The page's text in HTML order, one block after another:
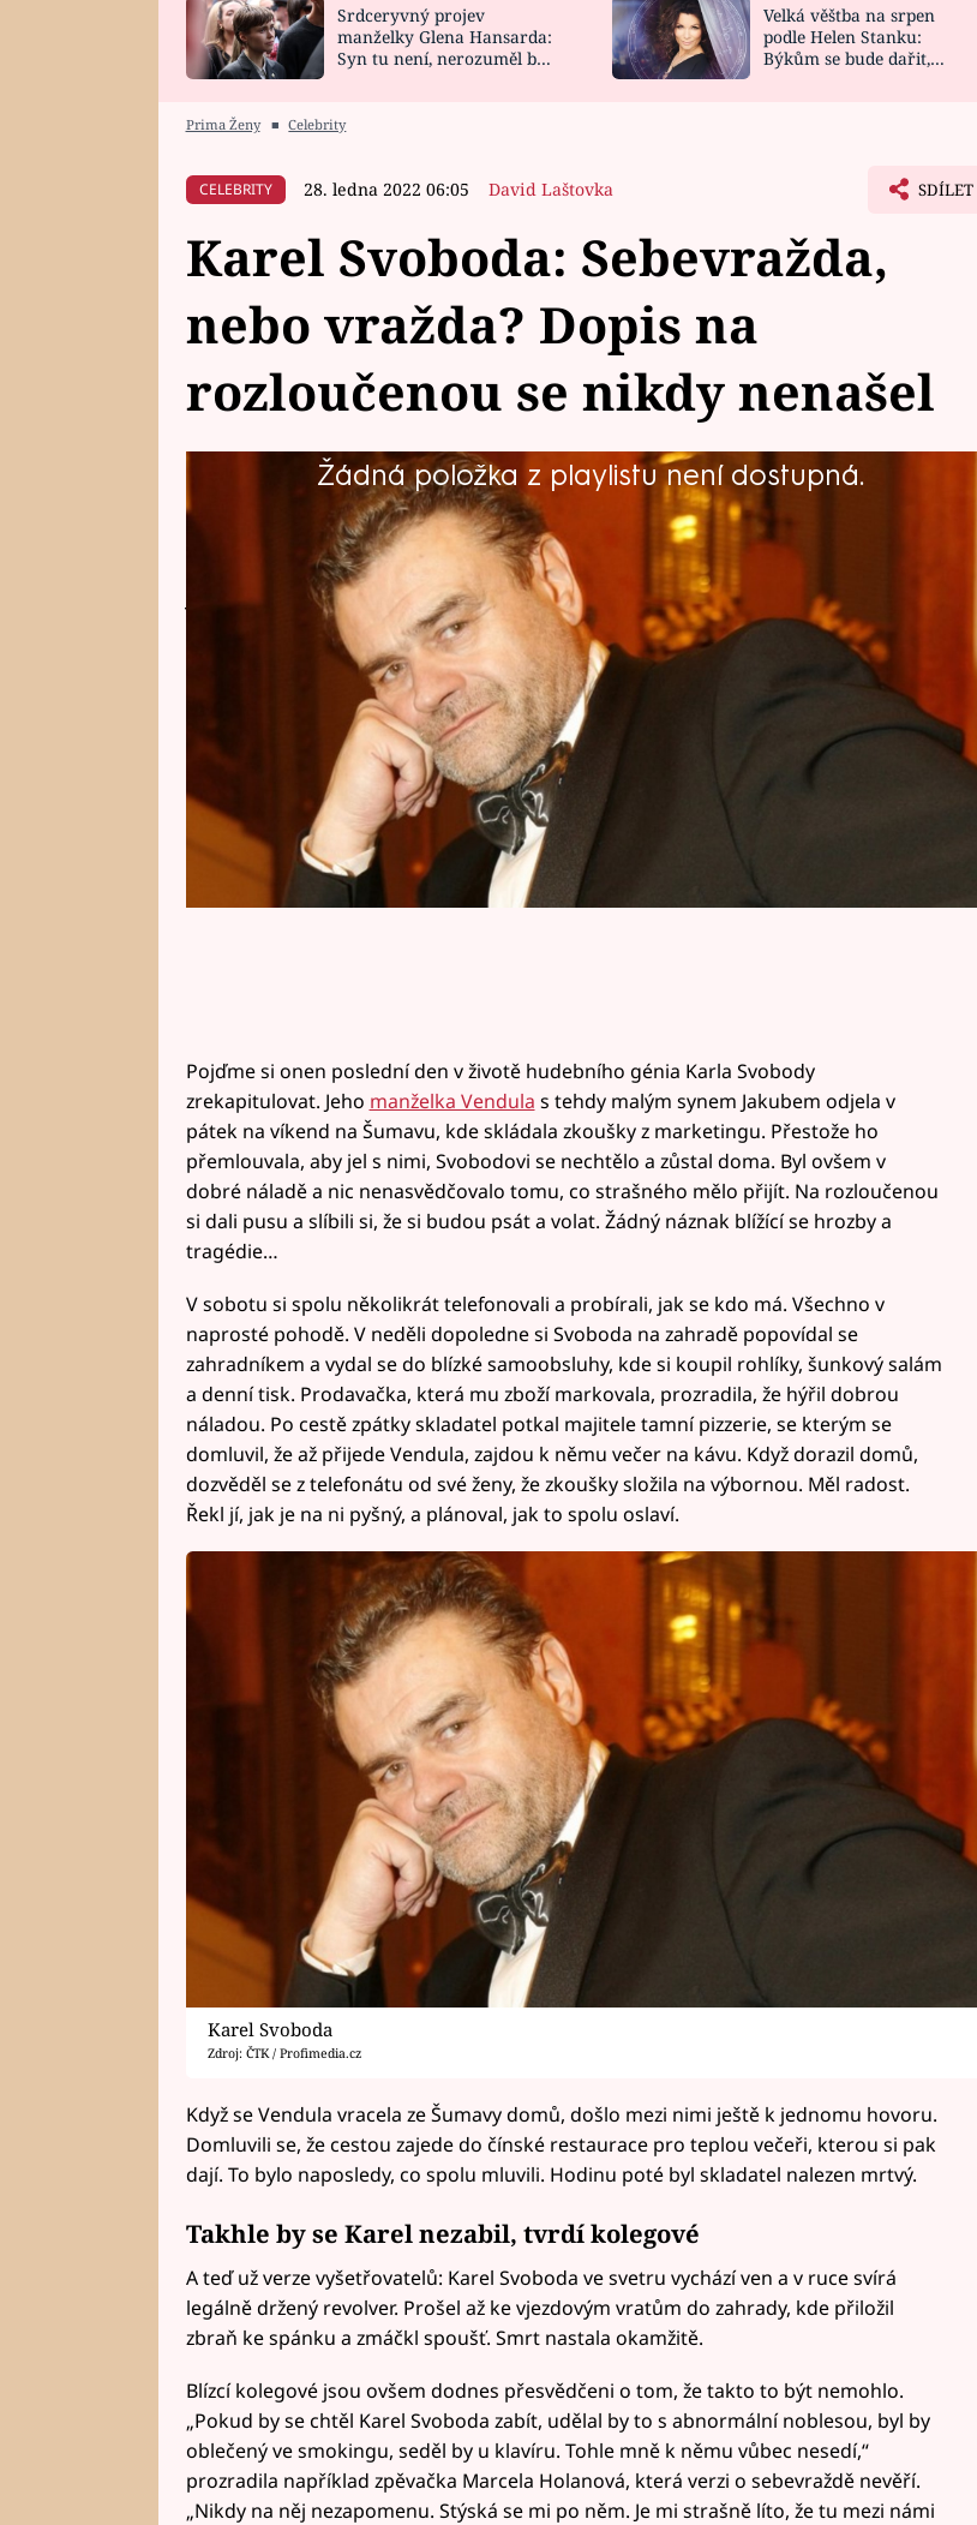
HOROSKOP NA
CELEBRITY
VAŘENÍ
NOVINKY
VIDEORECEPTY
Srdceryvný projev
manželky Glena Hansarda:
Syn tu není, nerozuměl by
Velká věštba na srpen
podle Helen Stanku:
Býkům se bude dařit,
Prima Ženy ■ Celebrity
CELEBRITY 28. ledna 2022 06:05 David Laštovka SDÍLET
Karel Svoboda: Sebevražda,
nebo vražda? Dopis na
rozloučenou se nikdy nenašel
Žádná položka z playlistu není dostupná.
Přestože kriminalisté uzavřeli smrt hudebního skladatele Karla
Svobody jako sebevraždu, jeho blízcí kolegové, kteří ho dobře znali,
dodnes této verzi nevěří a jsou přesvědčeni o tom, že všechno bylo
jinak. Jejich domněnce nahrává fakt, že dopis na rozloučenou se nikdy
nenašel.
Pojďme si onen poslední den v životě hudebního génia Karla Svobody
zrekapitulovat. Jeho manželka Vendula s tehdy malým synem Jakubem odjela v
pátek na víkend na Šumavu, kde skládala zkoušky z marketingu. Přestože ho
přemlouvala, aby jel s nimi, Svobodovi se nechtělo a zůstal doma. Byl ovšem v
dobré náladě a nic nenasvědčovalo tomu, co strašného mělo přijít. Na rozloučenou
si dali pusu a slíbili si, že si budou psát a volat. Žádný náznak blížící se hrozby a
tragédie…
V sobotu si spolu několikrát telefonovali a probírali, jak se kdo má. Všechno v
naprosté pohodě. V neděli dopoledne si Svoboda na zahradě popovídal se
zahradníkem a vydal se do blízké samoobsluhy, kde si koupil rohlíky, šunkový salám
a denní tisk. Prodavačka, která mu zboží markovala, prozradila, že hýřil dobrou
náladou. Po cestě zpátky skladatel potkal majitele tamní pizzerie, se kterým se
domluvil, že až přijede Vendula, zajdou k němu večer na kávu. Když dorazil domů,
dozvěděl se z telefonátu od své ženy, že zkoušky složila na výbornou. Měl radost.
Řekl jí, jak je na ni pyšný, a plánoval, jak to spolu oslaví.
Karel Svoboda
Zdroj: ČTK / Profimedia.cz
Když se Vendula vracela ze Šumavy domů, došlo mezi nimi ještě k jednomu hovoru.
Domluvili se, že cestou zajede do čínské restaurace pro teplou večeři, kterou si pak
dají. To bylo naposledy, co spolu mluvili. Hodinu poté byl skladatel nalezen mrtvý.
Takhle by se Karel nezabil, tvrdí kolegové
A teď už verze vyšetřovatelů: Karel Svoboda ve svetru vychází ven a v ruce svírá
legálně držený revolver. Prošel až ke vjezdovým vratům do zahrady, kde přiložil
zbraň ke spánku a zmáčkl spoušť. Smrt nastala okamžitě.
Blízcí kolegové jsou ovšem dodnes přesvědčeni o tom, že takto to být nemohlo.
„Pokud by se chtěl Karel Svoboda zabít, udělal by to s abnormální noblesou, byl by
oblečený ve smokingu, seděl by u klavíru. Tohle mně k němu vůbec nesedí,“
prozradila například zpěvačka Marcela Holanová, která verzi o sebevraždě nevěří.
„Nikdy na něj nezapomenu. Stýská se mi po něm. Je mi strašně líto, že tu mezi námi